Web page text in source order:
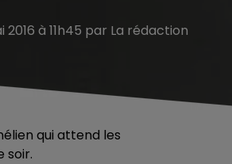
2016 à 11h45 par La rédaction
qui attend les
soir.